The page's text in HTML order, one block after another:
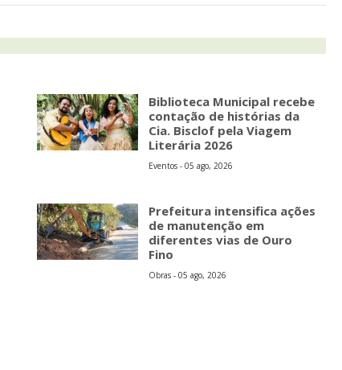
Biblioteca Municipal recebe
contação de histórias da
Cia. Bisclof pela Viagem
Literária 2026
Eventos - 05 ago, 2026
Prefeitura intensifica ações
de manutenção em
diferentes vias de Ouro
Fino
Obras - 05 ago, 2026